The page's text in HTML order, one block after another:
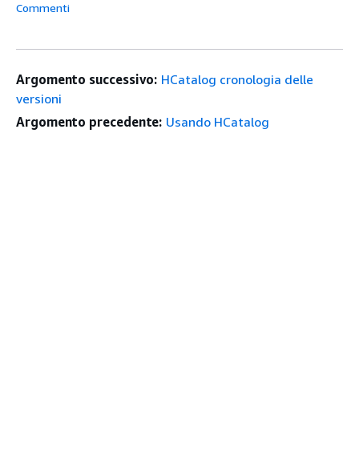
Commenti
Argomento successivo: HCatalog cronologia delle
versioni
Argomento precedente: Usando HCatalog